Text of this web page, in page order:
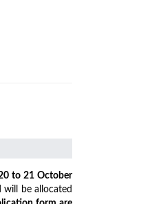
to 21 October
will be allocated